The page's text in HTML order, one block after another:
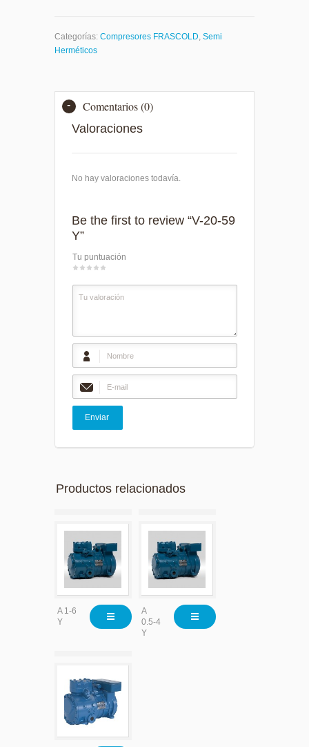
Categorías: Compresores FRASCOLD, Semi
Herméticos
Comentarios (0)
Valoraciones
No hay valoraciones todavía.
Be the first to review “V-20-59
Y”
Tu puntuación
Productos relacionados
A 1-6
Y
A
0.5-4
Y